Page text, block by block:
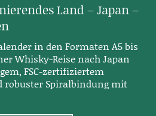
Land – Japan –
in den Formaten A5 bis
Whisky-Reise nach Japan
FSC-zertifiziertem
robuster Spiralbindung mit